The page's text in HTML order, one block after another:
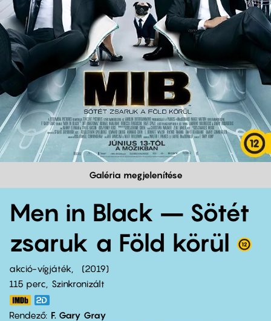
Galéria megjelenítése
Men in Black – Sötét
zsaruk a Föld körül
akció-vígjáték
2019
115 perc,
Szinkronizált
Rendező F. Gary Gray